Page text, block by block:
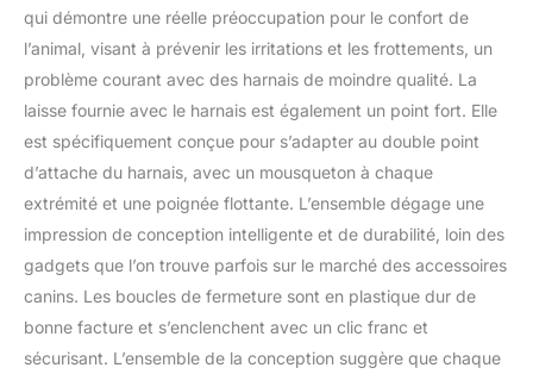
sangles réglables
assurent un ajustement
sûr. Obtenez un contrôle
optimal, ce qui rend
chaque promenade un
jeu d'enfant.
Entraînement facile :
approuvé par les
vétérinaires, les
dresseurs et les
comportementalistes
canins, notre harnais
anti-fuite simplifie le
dressage du chien.
Spécialement conçu
qui démontre une réelle préoccupation pour le confort de
l’animal, visant à prévenir les irritations et les frottements, un
problème courant avec des harnais de moindre qualité. La
laisse fournie avec le harnais est également un point fort. Elle
est spécifiquement conçue pour s’adapter au double point
d’attache du harnais, avec un mousqueton à chaque
extrémité et une poignée flottante. L’ensemble dégage une
impression de conception intelligente et de durabilité, loin des
gadgets que l’on trouve parfois sur le marché des accessoires
canins. Les boucles de fermeture sont en plastique dur de
bonne facture et s’enclenchent avec un clic franc et
sécurisant. L’ensemble de la conception suggère que chaque